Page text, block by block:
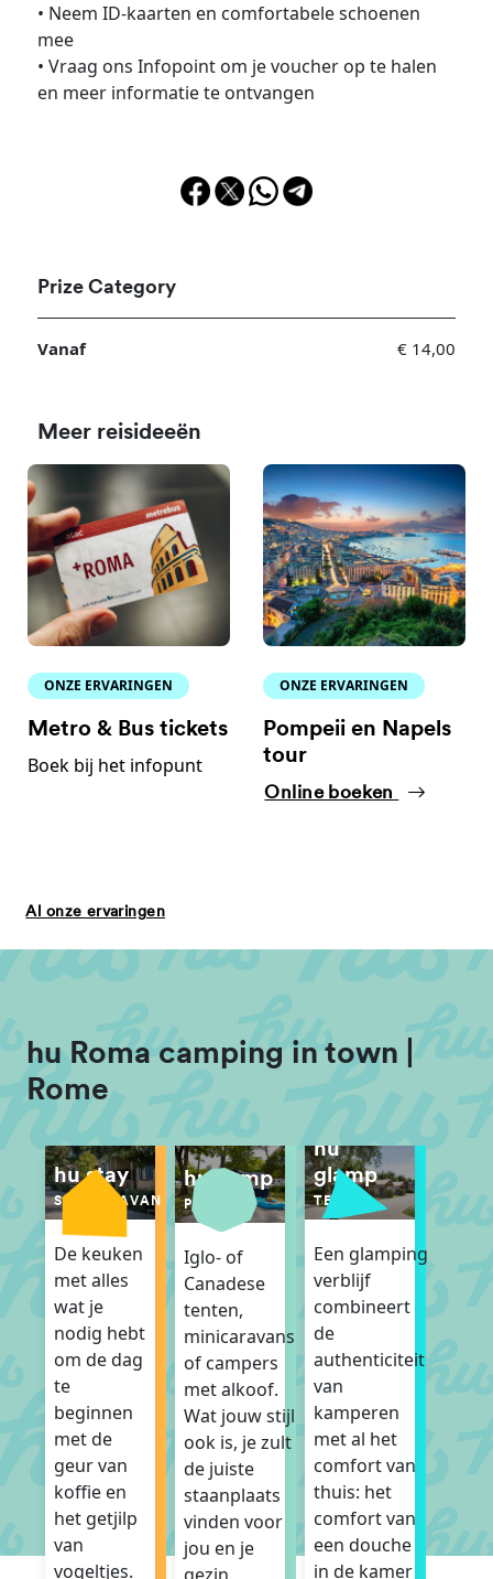
• Neem ID-kaarten en comfortabele schoenen
mee
• Vraag ons Infopoint om je voucher op te halen
en meer informatie te ontvangen
Prize Category
Vanaf € 14,00
Meer reisideeën
ONZE ERVARINGEN
Metro & Bus tickets
Boek bij het infopunt
ONZE ERVARINGEN
Pompeii en Napels
tour
Online boeken
Al onze ervaringen
hu Roma camping in town |
Rome
hu stay
STACARAVAN
De keuken
met alles
wat je
nodig hebt
om de dag
te
beginnen
met de
geur van
koffie en
het getjilp
van
vogeltjes.
hu camp
PITCH
Iglo- of
Canadese
tenten,
minicaravans
of campers
met alkoof.
Wat jouw stijl
ook is, je zult
de juiste
staanplaats
vinden voor
jou en je
hu
glamp
TENT
Een glamping
verblijf
combineert
de
authenticiteit
van
kamperen
met al het
comfort van
thuis: het
comfort van
een douche
in de kamer